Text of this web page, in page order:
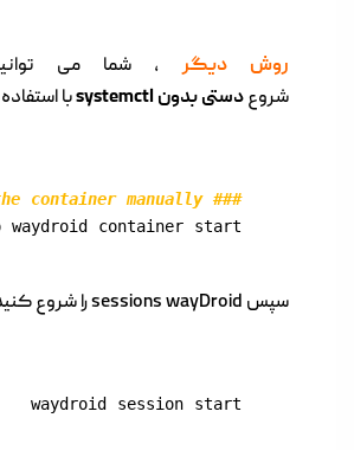
روش دیگر
شروعدستیبدونsystemctlبا
### Launch the container manually
waydroid container start
سپس sessions wayDroid را شروع کنید.
waydroid session start